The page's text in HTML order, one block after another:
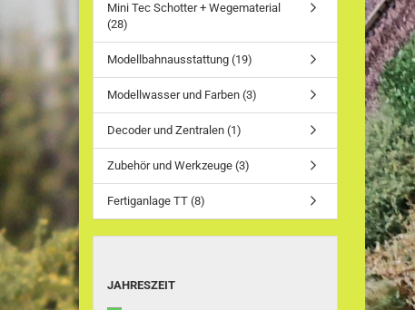
Mini Tec Schotter + Wegematerial
(28)
Modellbahnausstattung (19)
Modellwasser und Farben (3)
Decoder und Zentralen (1)
Zubehör und Werkzeuge (3)
Fertiganlage TT (8)
JAHRESZEIT
JAHRESZEIT